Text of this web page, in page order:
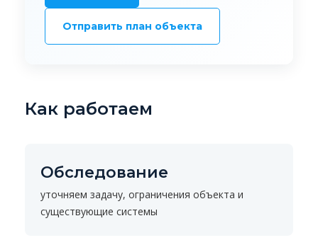
Отправить план объекта
Как работаем
Обследование
уточняем задачу, ограничения объекта и
существующие системы